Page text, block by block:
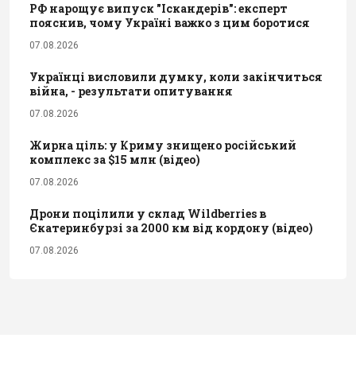
РФ нарощує випуск "Іскандерів": експерт
пояснив, чому Україні важко з цим боротися
07.08.2026
Українці висловили думку, коли закінчиться
війна, - результати опитування
07.08.2026
Жирна ціль: у Криму знищено російський
комплекс за $15 млн (відео)
07.08.2026
Дрони поцілили у склад Wildberries в
Єкатеринбурзі за 2000 км від кордону (відео)
07.08.2026